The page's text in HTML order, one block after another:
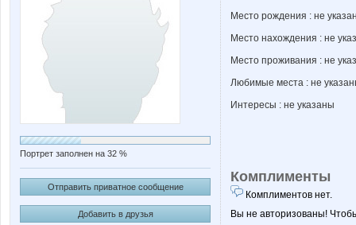
Портрет заполнен на 32 %
Отправить приватное сообщение
Добавить в друзья
Место рождения : не
Место нахождения : не
Место проживания : не
Любимые места : не
Интересы : не указаны
Комплименты
Комплиментов нет.
Вы не авторизованы!